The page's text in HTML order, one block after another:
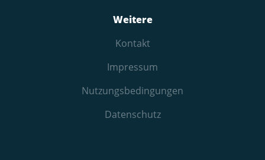
Weitere
Kontakt
Impressum
Nutzungs­bedingungen
Datenschutz